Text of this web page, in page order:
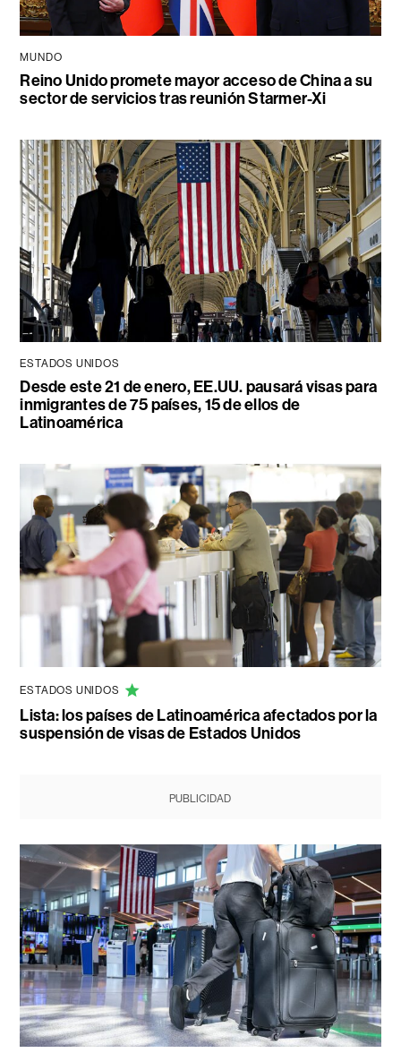
MUNDO
Reino Unido promete mayor acceso de China a su
sector de servicios tras reunión Starmer-Xi
ESTADOS UNIDOS
Desde este 21 de enero, EE.UU. pausará visas para
inmigrantes de 75 países, 15 de ellos de
Latinoamérica
ESTADOS UNIDOS
Lista: los países de Latinoamérica afectados por la
suspensión de visas de Estados Unidos
PUBLICIDAD